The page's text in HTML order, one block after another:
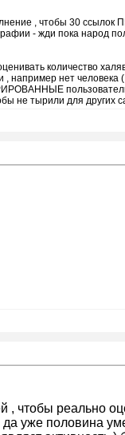
, чтобы 30 ссылок
- жди пока народ
количество
например нет
не тырили для других
, чтобы реально
уже половина